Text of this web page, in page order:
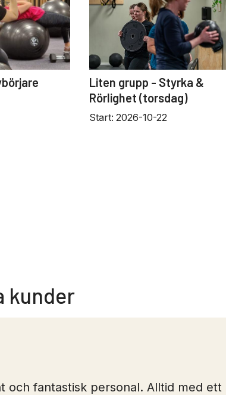
Liten grupp - Styrka &
Rörlighet (torsdag)
Start: 2026-10-22
kunder
och fantastisk personal. Alltid med ett